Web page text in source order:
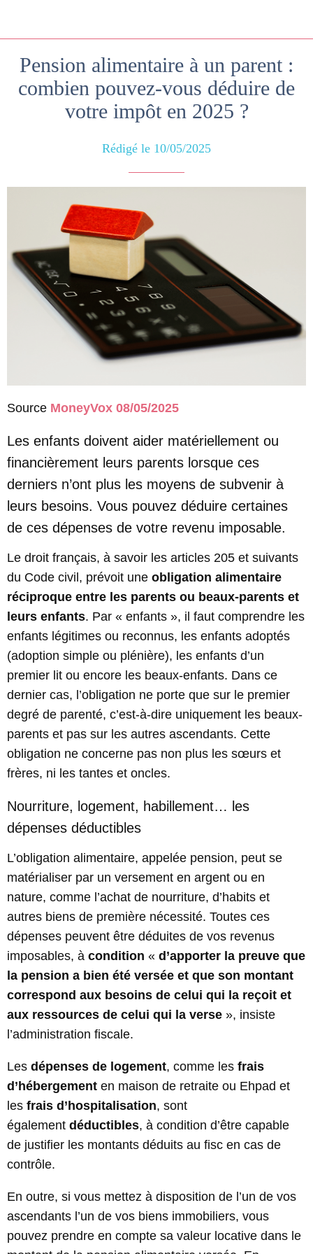
Pension alimentaire à un parent :
combien pouvez-vous déduire de
votre impôt en 2025 ?
Rédigé le 10/05/2025
Source MoneyVox 08/05/2025
Les enfants doivent aider matériellement ou
financièrement leurs parents lorsque ces
derniers n’ont plus les moyens de subvenir à
leurs besoins. Vous pouvez déduire certaines
de ces dépenses de votre revenu imposable.
Le droit français, à savoir les articles 205 et suivants
du Code civil, prévoit une obligation alimentaire
réciproque entre les parents ou beaux-parents et
leurs enfants. Par « enfants », il faut comprendre les
enfants légitimes ou reconnus, les enfants adoptés
(adoption simple ou plénière), les enfants d’un
premier lit ou encore les beaux-enfants. Dans ce
dernier cas, l’obligation ne porte que sur le premier
degré de parenté, c’est-à-dire uniquement les beaux-
parents et pas sur les autres ascendants. Cette
obligation ne concerne pas non plus les sœurs et
frères, ni les tantes et oncles.
Nourriture, logement, habillement… les
dépenses déductibles
L’obligation alimentaire, appelée pension, peut se
matérialiser par un versement en argent ou en
nature, comme l’achat de nourriture, d’habits et
autres biens de première nécessité. Toutes ces
dépenses peuvent être déduites de vos revenus
imposables, à condition « d’apporter la preuve que
la pension a bien été versée et que son montant
correspond aux besoins de celui qui la reçoit et
aux ressources de celui qui la verse », insiste
l’administration fiscale.
Les dépenses de logement, comme les frais
d’hébergement en maison de retraite ou Ehpad et
les frais d’hospitalisation, sont
également déductibles, à condition d’être capable
de justifier les montants déduits au fisc en cas de
contrôle.
En outre, si vous mettez à disposition de l’un de vos
ascendants l’un de vos biens immobiliers, vous
pouvez prendre en compte sa valeur locative dans le